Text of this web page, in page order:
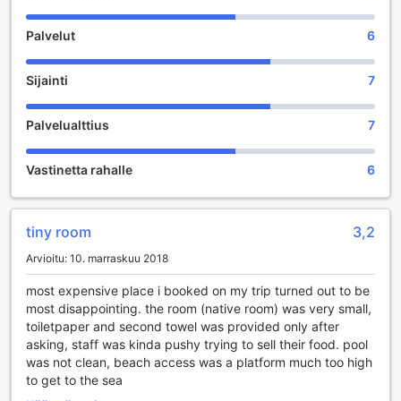
Viihdemahdollisuudet Camao Resortsissa
unohtumatonta viihdettä kauniissa ympäristössä. Resortin
vehreä puutarha on täydellinen paikka rentoutua ja nauttia
luonnon rauhasta. Puutarhassa voit nauttia rauhallisista
hetkistä tai viettää aikaa ystävien ja perheen kanssa, kun
unohtumattomille muistoille.
Lisäksi Camao Resorts tarjoaa hauskaa ja viihdyttävää
karaoke-elämystä, joka on kaikkien vieraiden saatavilla.
kilpailuhenkinen lauluhetki, karaokehuoneet tarjoavat
loistavan mahdollisuuden päästää sisäinen tähteesi
että jokaiselle löytyy jotakin, ja ilta täyttyy naurusta ja
laulusta. Camao Resorts on todellinen viihteen keidas, jossa
jokainen vieras voi kokea iloa ja yhteisöllisyyttä.
Camao Resortsin urheilu- ja virkistysmahdollisuudet
Palvelut 6
Sijainti 7
Palvelualttius 7
Vastinetta rahalle 6
tiny room 3,2
Arvioitu: 10. marraskuu 2018
most expensive place i booked on my trip turned out to be
most disappointing. the room (native room) was very small,
toiletpaper and second towel was provided only after
asking, staff was kinda pushy trying to sell their food. pool
was not clean, beach access was a platform much too high
to get to the sea